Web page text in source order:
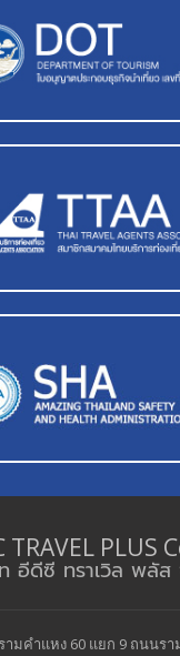
TRAVEL PLUS
อีดีซี ทราเวิล พลัส
ามคำแหง 60 แยก 9 ถนนร